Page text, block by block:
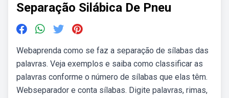
Separação Silábica De Pneu
Webaprenda como se faz a separação de sílabas das
palavras. Veja exemplos e saiba como classificar as
palavras conforme o número de sílabas que elas têm.
Webseparador e conta sílabas. Digite palavras, rimas,